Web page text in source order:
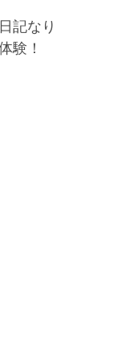
記なり
験！